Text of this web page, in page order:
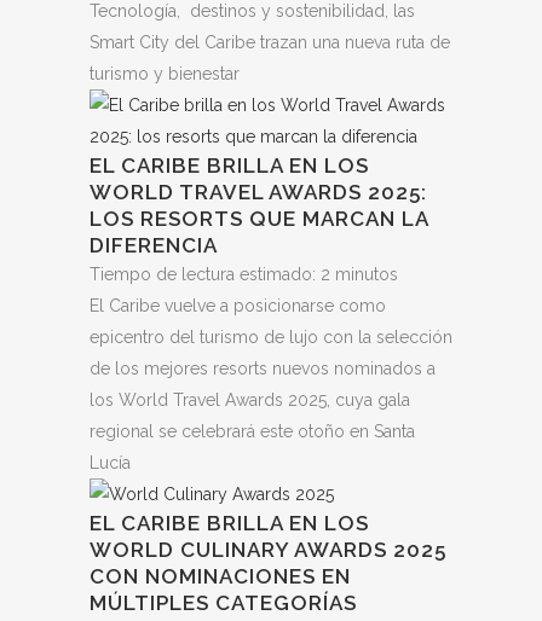
Tecnología, destinos y sostenibilidad, las
Smart City del Caribe trazan una nueva ruta de
turismo y bienestar
EL CARIBE BRILLA EN LOS
WORLD TRAVEL AWARDS 2025:
LOS RESORTS QUE MARCAN LA
DIFERENCIA
Tiempo de lectura estimado: 2 minutos
El Caribe vuelve a posicionarse como
epicentro del turismo de lujo con la selección
de los mejores resorts nuevos nominados a
los World Travel Awards 2025, cuya gala
regional se celebrará este otoño en Santa
Lucía
EL CARIBE BRILLA EN LOS
WORLD CULINARY AWARDS 2025
CON NOMINACIONES EN
MÚLTIPLES CATEGORÍAS